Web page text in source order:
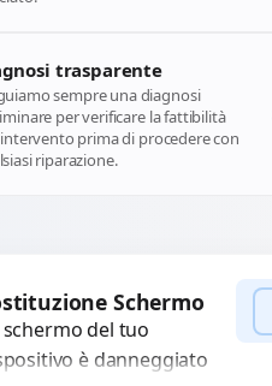
trasparente
sempre una diagnosi
per verificare la fattibilità
prima di procedere con
riparazione.
Schermo
schermo del tuo
è danneggiato
vetro rotto, bolle,